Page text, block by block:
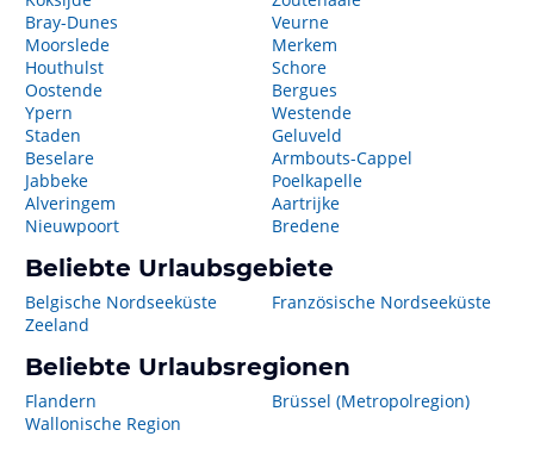
Bray-Dunes
Moorslede
Houthulst
Oostende
Ypern
Staden
Beselare
Jabbeke
Alveringem
Nieuwpoort
Veurne
Merkem
Schore
Bergues
Westende
Geluveld
Armbouts-Cappel
Poelkapelle
Aartrijke
Bredene
Beliebte Urlaubsgebiete
Belgische Nordseeküste
Zeeland
Französische Nordseeküste
Beliebte Urlaubsregionen
Flandern
Wallonische Region
Brüssel (Metropolregion)